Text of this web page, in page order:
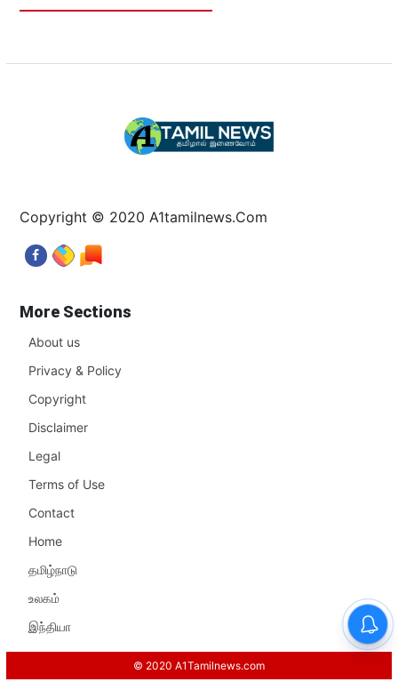
Copyright © 2020 A1tamilnews.Com
More Sections
About us
Privacy & Policy
Copyright
Disclaimer
Legal
Terms of Use
Contact
Home
தமிழ்நாடு
உலகம்
இந்தியா
© 2020 A1Tamilnews.com